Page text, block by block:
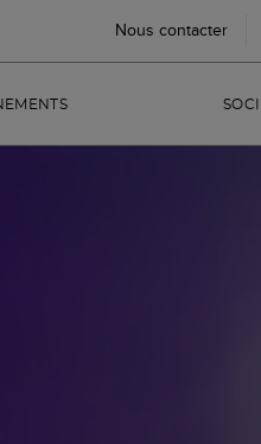
Nous contacter